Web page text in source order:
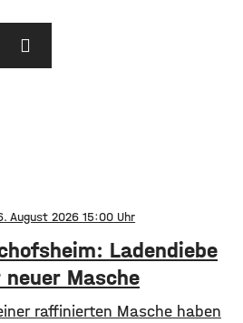
. August 2026 15:00
Ladendiebe
Masche
raffinierten Masche haben